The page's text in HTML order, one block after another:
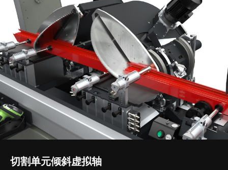
切割单元倾斜虚拟轴